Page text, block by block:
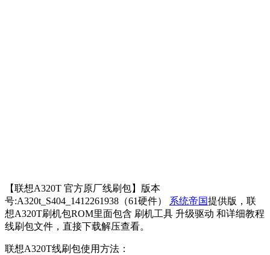
【联想A320T 官方原厂线刷包】版本
号:A320t_S404_1412261938（61硬件） 系统帝国提供版，联
想A320T刷机包ROM里面包含 刷机工具 升级驱动 和详细教程
线刷包文件，直接下载解压查看。
联想A320T线刷包使用方法：